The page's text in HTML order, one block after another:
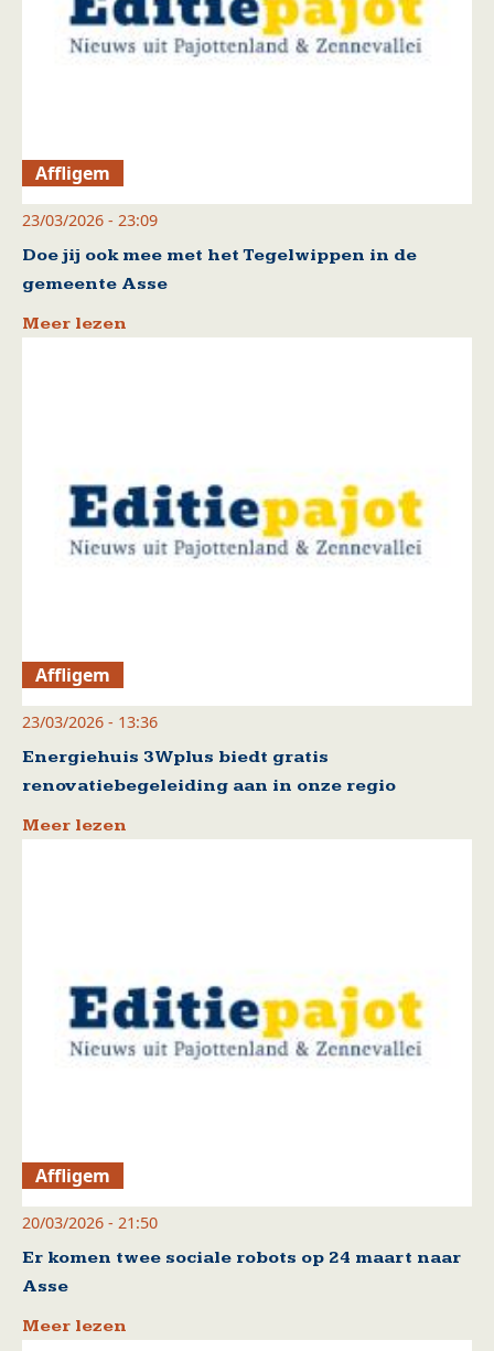
Affligem
23/03/2026 - 23:09
Doe jij ook mee met het Tegelwippen in de
gemeente Asse
Meer lezen
Affligem
23/03/2026 - 13:36
Energiehuis 3Wplus biedt gratis
renovatiebegeleiding aan in onze regio
Meer lezen
Affligem
20/03/2026 - 21:50
Er komen twee sociale robots op 24 maart naar
Asse
Meer lezen